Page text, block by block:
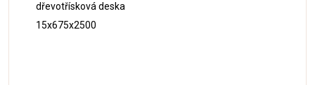
dřevotřísková deska
15x675x2500